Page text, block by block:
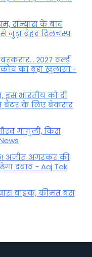
संन्यास के बाद
जुड़ा बेहद दिलचस्प
2027 वर्ल्ड
का बड़ा खुलासा -
इस भारतीय को दी
बैटर के लिए बेकरार
गांगुली, किस
अजीत अगरकर की
दबाव - Aaj Tak
ख़ास बाइक, कीमत बस